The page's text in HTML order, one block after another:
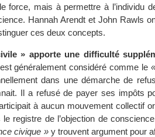
force, mais à permettre à l’individu
Hannah Arendt et John Rawls
ces deux concepts.
» apporte une difficulté
généralement considéré comme le
dans une démarche de
Il a refusé de payer ses impôts
à aucun mouvement collectif
registre de l’objection de
civique »y trouvent argument pour